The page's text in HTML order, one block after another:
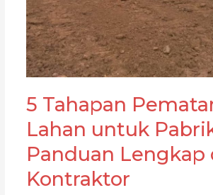
5 Tahapan
Lahan untuk
Panduan Lengkap
Kontraktor